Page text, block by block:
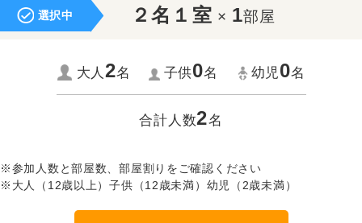
選択中 ２名１室 × 1部屋
大人2名 子供0名 幼児0名
合計人数2名
※参加人数と部屋数、部屋割りをご確認ください
※大人（12歳以上）子供（12歳未満）幼児（2歳未満）